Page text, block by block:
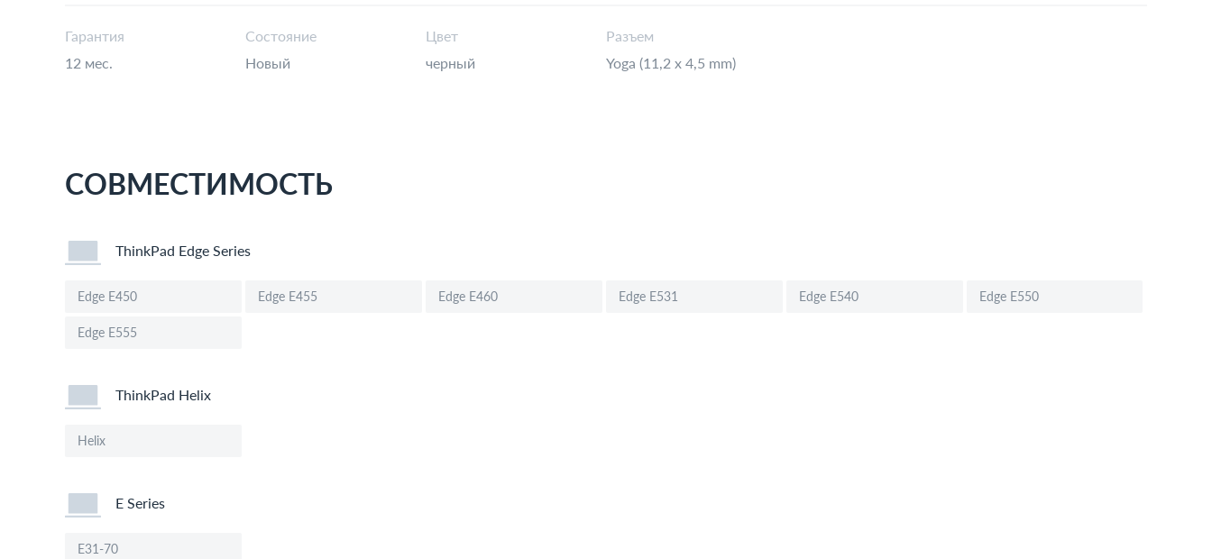
Гарантия
12 мес.
Состояние
Новый
Цвет
черный
Разъем
Yoga (11,2 x 4,5 mm)
СОВМЕСТИМОСТЬ
ThinkPad Edge Series
Edge E450 Edge E455 Edge E460 Edge E531 Edge E540 Edge E550
Edge E555
ThinkPad Helix
Helix
E Series
E31-70